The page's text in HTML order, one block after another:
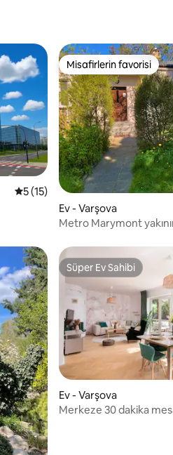
5 üzerinden ortalama 5 puan,
5 (15)
Misafirlerin favorisi
Misafirlerin favorisi
Ev - Varşova
Metro Marymont
Süper Ev Sahibi
Süper Ev Sahibi
Ev - Varşova
Merkeze 30 dakika